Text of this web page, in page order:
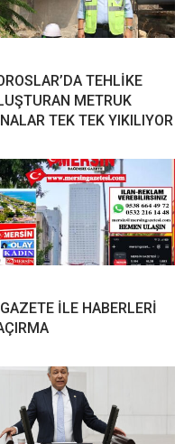
TEHLİKE
METRUK
TEK TEK YIKILIYOR
İLE HABERLERİ